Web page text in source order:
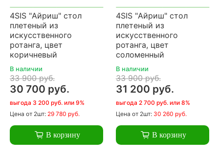
4SIS "Айриш" стол
плетеный из
искусственного
ротанга, цвет
коричневый
В наличии
33 900 руб.
30 700 руб.
выгода 3 200 руб. или 9%
Цена от 2шт: 29 780 руб.
В корзину
4SIS "Айриш" стол
плетеный из
искусственного
ротанга, цвет
соломенный
В наличии
33 900 руб.
31 200 руб.
выгода 2 700 руб. или 8%
Цена от 2шт: 30 260 руб.
В корзину